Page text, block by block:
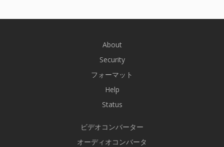
About
Security
フォーマット
Help
Status
ビデオコンバーター
オーディオコンバータ